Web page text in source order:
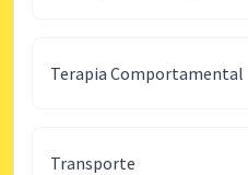
Terapia Comportamental
Transporte